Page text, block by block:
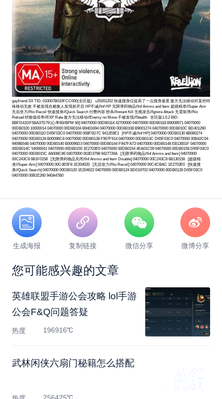
gayfriend SX TID: 010007B010FCC000(全区版) v20201202 快速搜身仅提高了一点搜身速度 敌方无法移动对某些特
殊移动无效 不被发现在被敌人发现前开启 HP不减//Inf HP 无限弹药物品//Inf Ammo and Item 超级精准//Super Aim
无后坐力//No Recoil 快速搜身//Quick Search 付费内容 秒杀//Instant Kill 无视攻击//Ignore Attack 无需装弹//No
Reload 经验值倍率//EXP Rate 敌方无法移动//Enemy no Move 不被发现//Stealth 全区版1.0.2 BID:
BBFD41DF5BA37D79 [心率60//BPM 60] 04070000 00DB0114 42700000 04070000 00DB0118 B9008971 04070000
00DB0100 10000014 04070000 00DB0104 B9401694 04070000 00DB0108 B9001274 04070000 00DB010C BD401260
04070000 00DB0110 D65F03C0 04070000 008F5D7C 9412E8E1 [HP不减//Inf HP] 04070000 00DB0130 8B080274
04070000 00DB0134 B00096C8 04070000 00DB0138 F907F914 04070000 00DB013C D65F03C0 04070000 00B42C04
9409B54B 04070000 00DB0140 B00096D3 04070000 00DB0144 F947FA73 04070000 00DB0148 EB13001F 04070000
00DB014C 54000041 04070000 00DB0150 1E2703E0 04070000 00DB0154 4EA01C09 04070000 00DB0158 D65F03C0
04070000 00DB015C 4A008C86 04070000 003D3798 9427726A [无限弹药物品//Inf Ammo and Item] 04070000
00C243C8 6B1F0158 [无限弹药物品关闭//Inf Ammo and Item Disable] 04070000 00C243C8 6B130158 [超级精
准//Super Aim] 04070000 00C4E0F8 1E204020 [无后坐力//No Recoil] 04070000 00C4CBAC 1E2703E0 [快速搜
身//Quick Search] 04070000 00DB0120 1E204022 04070000 00DB0124 BD019702 04070000 00DB0128 D65F03C0
04070000 00B1E260 940A47B0
生成海报 复制链接 微信分享 微博分享
您可能感兴趣的文章
英雄联盟手游公会攻略 lol手游
公会F&Q问题答疑
热度 196916℃
武林闲侠六扇门秘籍怎么搭配
256425℃